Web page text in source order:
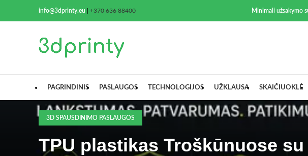
info@3dprinty.eu +370 636 88400 Minimali užsakymo
PAGRINDINIS PASLAUGOS TECHNOLOGIJOS UŽKLAUSA SKAIČIUOKLĖ
3D SPAUSDINIMO PASLAUGOS
TPU plastikas Troškūnuose